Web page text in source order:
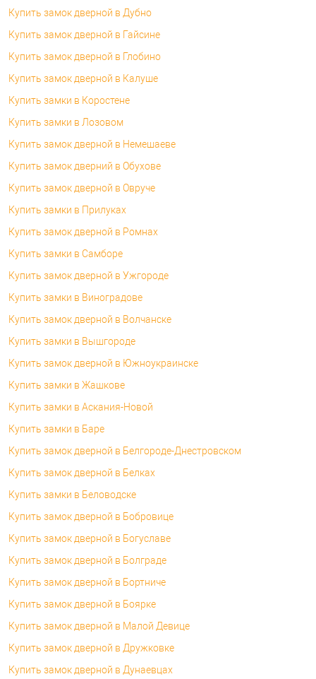
Купить замок дверной в Дубно
Купить замок дверной в Гайсине
Купить замок дверной в Глобино
Купить замок дверной в Калуше
Купить замки в Коростене
Купить замки в Лозовом
Купить замок дверной в Немешаеве
Купить замок дверний в Обухове
Купить замок дверной в Овруче
Купить замки в Прилуках
Купить замок дверной в Ромнах
Купить замки в Самборе
Купить замок дверной в Ужгороде
Купить замки в Виноградове
Купить замок дверной в Волчанске
Купить замки в Вышгороде
Купить замок дверной в Южноукраинске
Купить замки в Жашкове
Купить замки в Аскания-Новой
Купить замки в Баре
Купить замок дверной в Белгороде-Днестровском
Купить замок дверной в Белках
Купить замки в Беловодске
Купить замок дверной в Бобровице
Купить замок дверной в Богуславе
Купить замок дверной в Болграде
Купить замок дверной в Бортниче
Купить замок дверной в Боярке
Купить замок дверной в Малой Девице
Купить замок дверной в Дружковке
Купить замок дверной в Дунаевцах